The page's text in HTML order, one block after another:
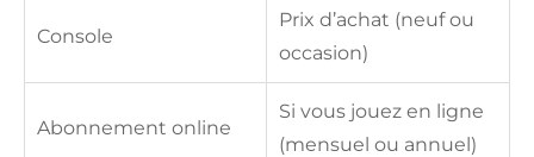
Console
Prix d’achat (neuf ou
occasion)
Abonnement online
Si vous jouez en ligne
(mensuel ou annuel)